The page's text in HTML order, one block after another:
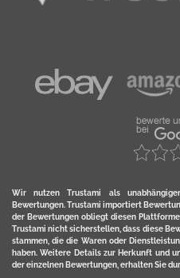
Wir nutzen Trustami als
Bewertungen. Trustami importiert
der Bewertungen obliegt diesen
Trustami nicht sicherstellen, dass diese
stammen, die die Waren oder
haben. Weitere Details zur Herkunft und
der einzelnen Bewertungen, erhalten Sie